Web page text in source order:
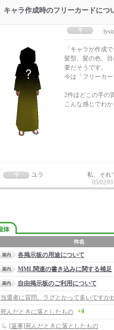
キャラ作成時のフリーカードにつ
「キャラが作成
髪型、髪の色、
要だそうです。
今は「フリーカ
2件ほどこの手の
こんな感じでわ
ユラ
私、それ
05/02/
各掲示板の用途について
MML関連の書き込みに関する補足
自由掲示板のご利用について
当選者に質問。ラグとかって多いですか
死んだときに落としたもの
+4
[返事]死んだときに落としたもの